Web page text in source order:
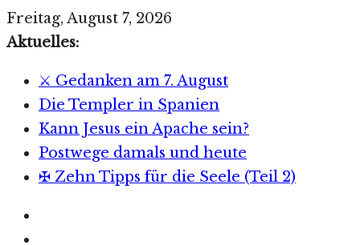
Zum
Inhalt
Freitag, August 7, 2026
Aktuelles:
⚔️ Gedanken am 7. August
Die Templer in Spanien
Kann Jesus ein Apache sein?
Postwege damals und heute
✠ Zehn Tipps für die Seele (Teil 2)